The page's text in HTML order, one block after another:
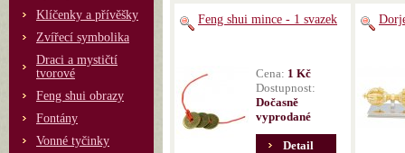
Klíčenky a přívěšky
Zvířecí symbolika
Draci a mystičtí
tvorové
Feng shui obrazy
Fontány
Vonné tyčinky
Feng shui mince - 1 svazek
Cena: 1 Kč
Dostupnost:
Dočasně
vyprodané
Detail